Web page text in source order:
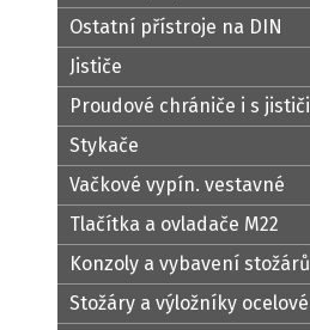
Ostatní přístroje na DIN
Jističe
Proudové chrániče i s jističi
Stykače
Vačkové vypín. vestavné
Tlačítka a ovladače M22
Konzoly a vybavení stožárů
Stožáry a výložníky ocelové